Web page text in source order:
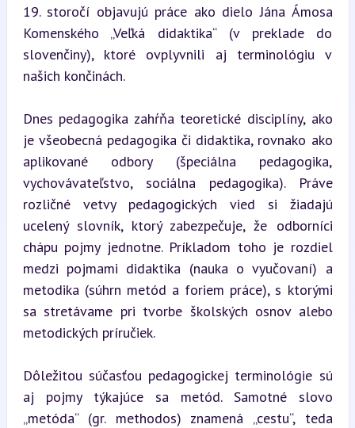
19. storočí objavujú práce ako dielo Jána Ámosa
Komenského „Veľká didaktika“ (v preklade do
slovenčiny), ktoré ovplyvnili aj terminológiu v
našich končinách.
Dnes pedagogika zahŕňa teoretické disciplíny, ako
je všeobecná pedagogika či didaktika, rovnako ako
aplikované odbory (špeciálna pedagogika,
vychovávateľstvo, sociálna pedagogika). Práve
rozličné vetvy pedagogických vied si žiadajú
ucelený slovník, ktorý zabezpečuje, že odborníci
chápu pojmy jednotne. Príkladom toho je rozdiel
medzi pojmami didaktika (nauka o vyučovaní) a
metodika (súhrn metód a foriem práce), s ktorými
sa stretávame pri tvorbe školských osnov alebo
metodických príručiek.
Dôležitou súčasťou pedagogickej terminológie sú
aj pojmy týkajúce sa metód. Samotné slovo
„metóda“ (gr. methodos) znamená „cestu“, teda